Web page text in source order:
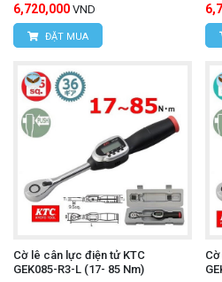
6,720,000 VND
ĐẶT MUA
Cờ lê cân lực điện tử KTC
GEK085-R3-L (17- 85 Nm)